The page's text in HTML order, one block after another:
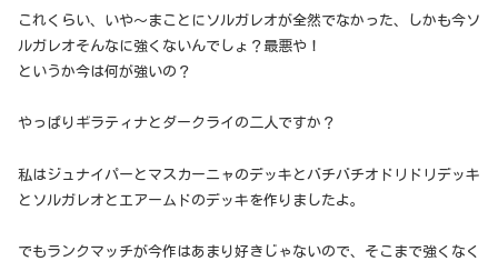
これくらい、いや～まことにソルガレオが全然でなかった、しかも今ソ
ルガレオそんなに強くないんでしょ？最悪や！
というか今は何が強いの？
やっぱりギラティナとダークライの二人ですか？
私はジュナイパーとマスカーニャのデッキとバチバチオドリドリデッキ
とソルガレオとエアームドのデッキを作りましたよ。
でもランクマッチが今作はあまり好きじゃないので、そこまで強くなく